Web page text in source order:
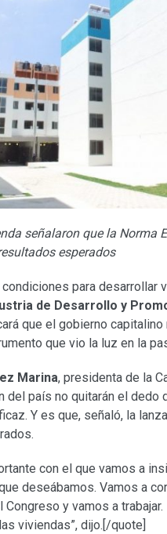
señalaron que la Norma
esperados
para desarrollar
de Desarrollo y
que el gobierno capitalino
que vio la luz en la
Marina, presidenta de la
del país no quitarán el dedo
Y es que, señaló, la
con el que vamos a
deseábamos. Vamos a
y vamos a
viviendas”, dijo.[/quote]